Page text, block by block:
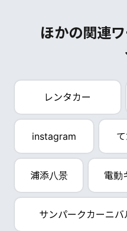
ほかの関連
レンタカー
instagram
浦添八景 電動
サンパークカーニバ